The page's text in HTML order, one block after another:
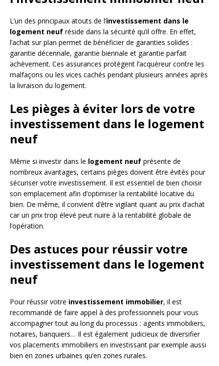
L’un des principaux atouts de l’investissement dans le
logement neuf réside dans la sécurité qu’il offre. En effet,
l’achat sur plan permet de bénéficier de garanties solides :
garantie décennale, garantie biennale et garantie parfait
achèvement. Ces assurances protègent l’acquéreur contre les
malfaçons ou les vices cachés pendant plusieurs années après
la livraison du logement.
Les pièges à éviter lors de votre
investissement dans le logement
neuf
Même si investir dans le logement neuf présente de
nombreux avantages, certains pièges doivent être évités pour
sécuriser votre investissement. Il est essentiel de bien choisir
son emplacement afin d’optimiser la rentabilité locative du
bien. De même, il convient d’être vigilant quant au prix d’achat
car un prix trop élevé peut nuire à la rentabilité globale de
l’opération.
Des astuces pour réussir votre
investissement dans le logement
neuf
Pour réussir votre investissement immobilier, il est
recommandé de faire appel à des professionnels pour vous
accompagner tout au long du processus : agents immobiliers,
notaires, banquiers… Il est également judicieux de diversifier
vos placements immobiliers en investissant par exemple aussi
bien en zones urbaines qu’en zones rurales.